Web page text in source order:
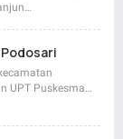
UPT Puskesma…